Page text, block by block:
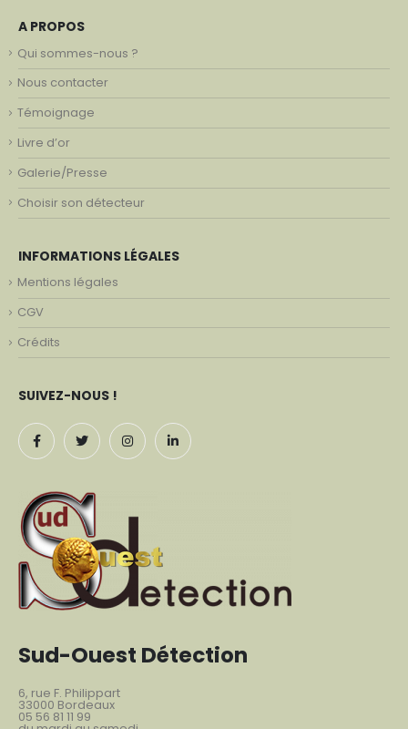
A PROPOS
Qui sommes-nous ?
Nous contacter
Témoignage
Livre d’or
Galerie/Presse
Choisir son détecteur
INFORMATIONS LÉGALES
Mentions légales
CGV
Crédits
SUIVEZ-NOUS !
Sud-Ouest Détection
6, rue F. Philippart
33000 Bordeaux
05 56 81 11 99